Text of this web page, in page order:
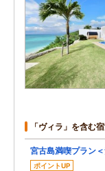
「ヴィラ」を含む
宮古島満喫プラン
ポイントUP